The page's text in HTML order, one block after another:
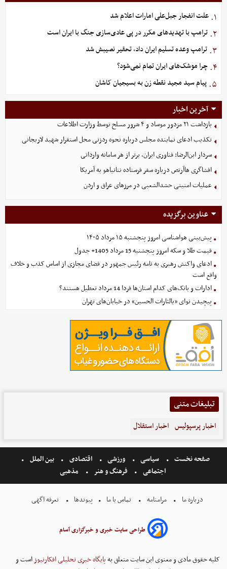
۱. علت انفجار جبل‌علی امارات اعلام شد
۲. ترامپ با تهدیدهای مکرر در پی عادی‌سازی جنگ با ایران است
۳. ترامپ وعده تسلیم ایران داد، تحقیر نصیبش شد
۴. چرا موشک‌های ایران تمام نمی‌شود؟
۵. پیام سید مجید نقطه زن به بسیجیان کاشان
آخرین اخبار
بازداشت ۲۱ مزدور موساد و ۴ شرور مسلح توسط وزارت اطلاعات
تکذیب ادعای نماینده مجلس درباره نحوه ردزنی محل استقرار شهید لاریجانی
سردار ابن‌الرضا: فناوری ایران، برتر از هر سامانه وارداتی
افشاگری هاآرتص درباره سفر فرستاده نتانیاهو به آمریکا
عملیات امنیتی حشدالشعبی در مرزهای عراق و اردن
عناوین برگزیده
پیش‌بینی هواشناسی امروز پنجشنبه ۱۵ مرداد ۱۴۰۵
قیمت طلا و سکه امروز پنجشنبه 15 مرداد 1405+ جدول
ادعای واکنش رهبری به نامه رئیس جمهور در فضای مجازی از اساس کذب و خلاف
واقع است
ادارات و بانک‌های کدام استان‌ها فردا 14 مرداد تعطیل هستند؟
پیچیدن نوای «یالثارات الحسین» در خیابان‌های تهران
تبلیغات متنی
اخبار پرسپولیس اخبار استقلال
صفحه نخست سیاسی ورزشی اقتصادی
بین الملل
اجتماعی
فرهنگ و هنر مذهبی
درباره ما مرامنامه تماس با ما پیوندها تعرفه اگهی
طراحی سایت خبری و خبرگزاری آسام
کلیه حقوق مادی و معنوی این سایت متعلق بهپایگاه خبری تحلیلی افکارنیوزاست و